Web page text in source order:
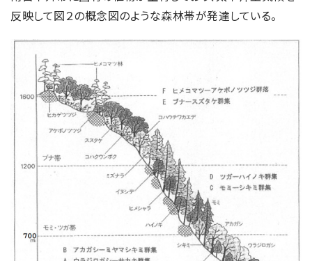
反映して図２の概念図のような森林帯が発達している。